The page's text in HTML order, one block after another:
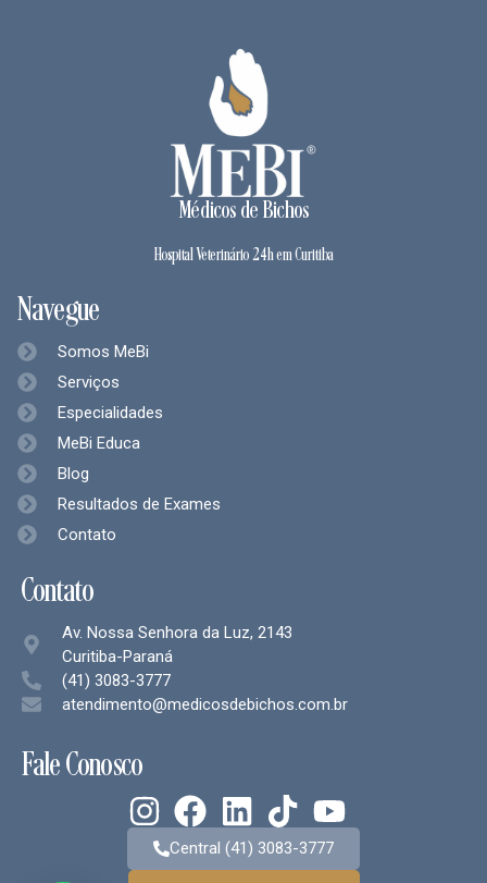
Médicos de Bichos
Hospital Veterinário 24h em Curitiba
Navegue
Somos MeBi
Serviços
Especialidades
MeBi Educa
Blog
Resultados de Exames
Contato
Contato
Av. Nossa Senhora da Luz, 2143
Curitiba-Paraná
(41) 3083-3777
atendimento@medicosdebichos.com.br
Fale Conosco
Central (41) 3083-3777